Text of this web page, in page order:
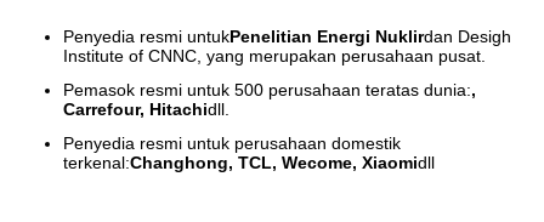
Penyedia resmi untukPenelitian Energi Nuklirdan Desigh
Institute of CNNC, yang merupakan perusahaan pusat.
Pemasok resmi untuk 500 perusahaan teratas dunia:,
Carrefour, Hitachidll.
Penyedia resmi untuk perusahaan domestik
terkenal:Changhong, TCL, Wecome, Xiaomidll